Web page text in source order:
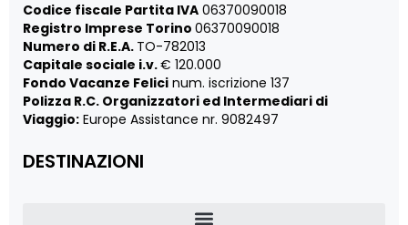
Codice fiscale Partita IVA 06370090018
Registro Imprese Torino 06370090018
Numero di R.E.A. TO-782013
Capitale sociale i.v.€ 120.000
Fondo Vacanze Felici num. iscrizione 137
Polizza R.C. Organizzatori ed Intermediari di
Viaggio: Europe Assistance nr. 9082497
DESTINAZIONI